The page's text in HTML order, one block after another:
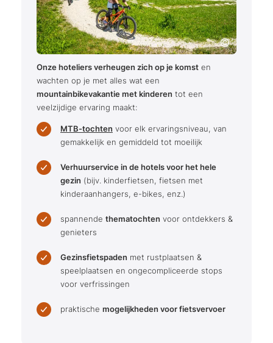
Onze hoteliers verheugen zich op je komst en
wachten op je met alles wat een
mountainbikevakantie met kinderen tot een
veelzijdige ervaring maakt:
MTB-tochten voor elk ervaringsniveau, van
gemakkelijk en gemiddeld tot moeilijk
Verhuurservice in de hotels voor het hele
gezin (bijv. kinderfietsen, fietsen met
kinderaanhangers, e-bikes, enz.)
spannende thematochten voor ontdekkers &
genieters
Gezinsfietspaden met rustplaatsen &
speelplaatsen en ongecompliceerde stops
voor verfrissingen
praktische mogelijkheden voor fietsvervoer